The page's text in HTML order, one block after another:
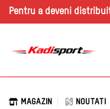
Skip
Pentru a deveni
MAGAZIN NOUTATI